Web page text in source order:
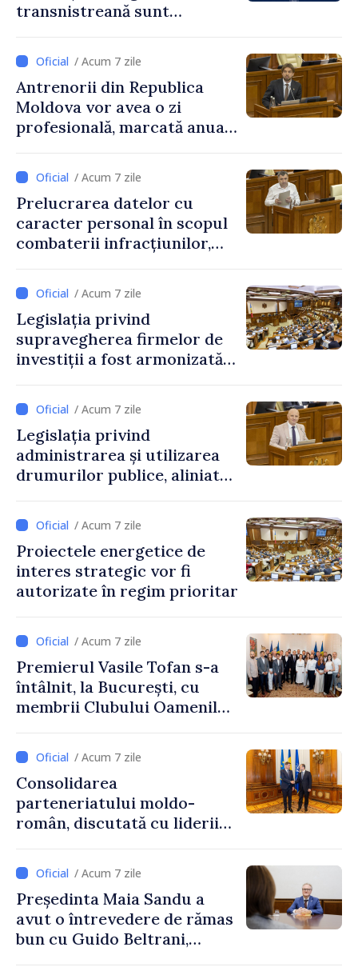
transnistreană sunt
educațional național
/ Acum 7 zile
Antrenorii din Republica
Moldova vor avea o zi
profesională, marcată anual
/ Acum 7 zile
Prelucrarea datelor cu
caracter personal în scopul
combaterii infracțiunilor,
/ Acum 7 zile
Legislația privind
supravegherea firmelor de
investiții a fost armonizată
/ Acum 7 zile
Legislația privind
administrarea și utilizarea
drumurilor publice, aliniată
/ Acum 7 zile
Proiectele energetice de
interes strategic vor fi
autorizate în regim prioritar
/ Acum 7 zile
Premierul Vasile Tofan s-a
întâlnit, la București, cu
membrii Clubului Oamenilor
/ Acum 7 zile
Consolidarea
parteneriatului moldo-
român, discutată cu liderii
/ Acum 7 zile
Președinta Maia Sandu a
avut o întrevedere de rămas
bun cu Guido Beltrani,